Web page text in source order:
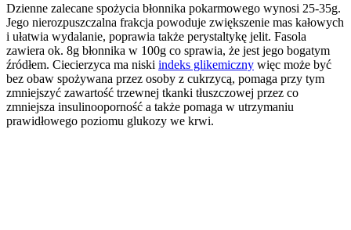
Dzienne zalecane spożycia błonnika pokarmowego wynosi 25-35g.
Jego nierozpuszczalna frakcja powoduje zwiększenie mas kałowych
i ułatwia wydalanie, poprawia także perystaltykę jelit. Fasola
zawiera ok. 8g błonnika w 100g co sprawia, że jest jego bogatym
źródłem. Ciecierzyca ma niski indeks glikemiczny więc może być
bez obaw spożywana przez osoby z cukrzycą, pomaga przy tym
zmniejszyć zawartość trzewnej tkanki tłuszczowej przez co
zmniejsza insulinooporność a także pomaga w utrzymaniu
prawidłowego poziomu glukozy we krwi.